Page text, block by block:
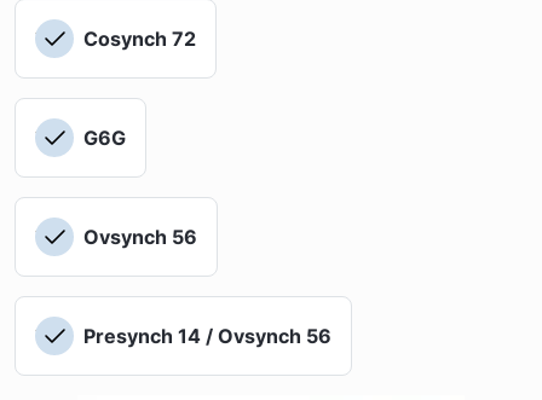
Cosynch 72
G6G
Ovsynch 56
Presynch 14 / Ovsynch 56